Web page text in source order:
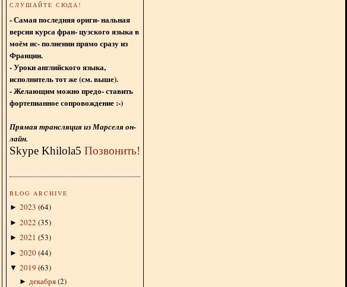
СЛУШАЙТЕ СЮДА!
- Самая последняя ориги- нальная
версия курса фран- цузского языка в
моём ис- полнении прямо сразу из
Франции.
- Уроки английского языка,
исполнитель тот же (см. выше).
- Желающим можно предо- ставить
фортепианное сопровождение :-)
Прямая трансляция из Марселя он-
лайн.
Skype Khilola5 Позвонить!
BLOG ARCHIVE
► 2023 (64)
► 2022 (35)
► 2021 (53)
► 2020(44)
▼ 2019 (63)
► декабря(2)